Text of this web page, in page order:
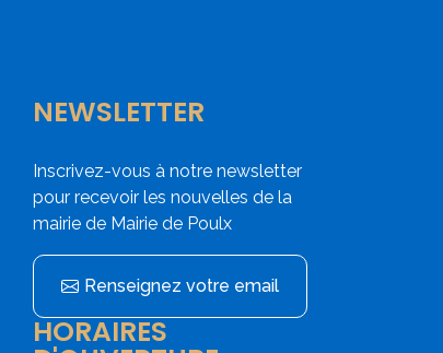
NEWSLETTER
Inscrivez-vous à notre newsletter
pour recevoir les nouvelles de la
mairie de Mairie de Poulx
Renseignez votre email
HORAIRES